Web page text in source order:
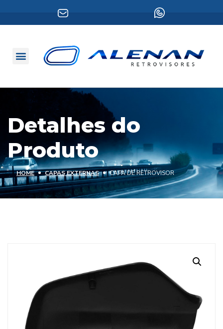
Detalhes do
Produto
HOME CAPAS EXTERNAS CAPA DE RETROVISOR